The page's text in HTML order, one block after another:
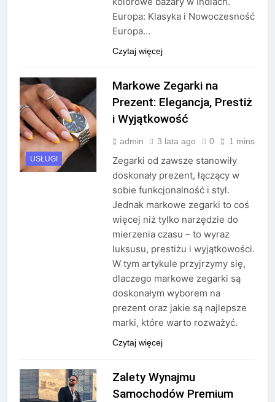
Europa: Klasyka i Nowoczesność
Europa…
Czytaj więcej
USŁUGI
Markowe Zegarki na
Prezent: Elegancja, Prestiż
i Wyjątkowość
admin 3 lata ago 0 1 mins
Zegarki od zawsze stanowiły
doskonały prezent, łączący w
sobie funkcjonalność i styl.
Jednak markowe zegarki to coś
więcej niż tylko narzędzie do
mierzenia czasu – to wyraz
luksusu, prestiżu i wyjątkowości.
W tym artykule przyjrzymy się,
dlaczego markowe zegarki są
doskonałym wyborem na
prezent oraz jakie są najlepsze
marki, które warto rozważyć.
Czytaj więcej
Zalety Wynajmu
Samochodów Premium